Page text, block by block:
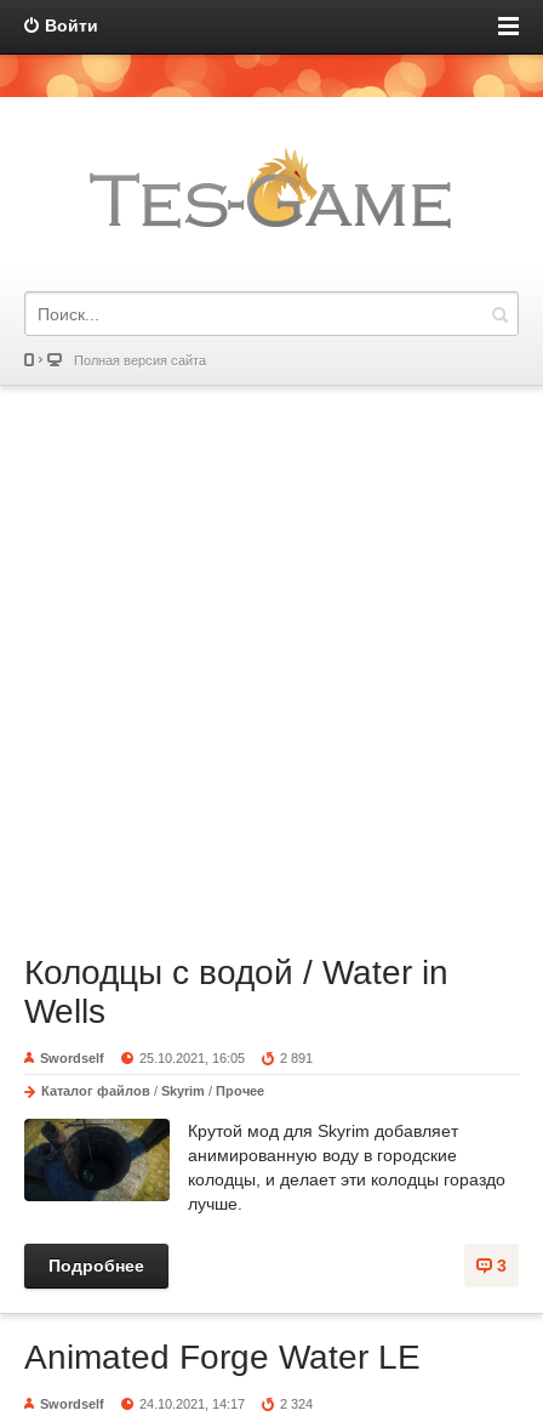
Войти
Полная версия сайта
Колодцы с водой / Water in
Wells
Swordself 25.10.2021, 16:05 2 891
Каталог файлов / Skyrim / Прочее
Крутой мод для Skyrim добавляет
анимированную воду в городские
колодцы, и делает эти колодцы гораздо
лучше.
3
Подробнее
Animated Forge Water LE
Swordself 24.10.2021, 14:17 2 324